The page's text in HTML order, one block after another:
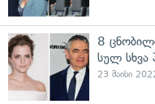
8
სულ სხვა
23 მაისი